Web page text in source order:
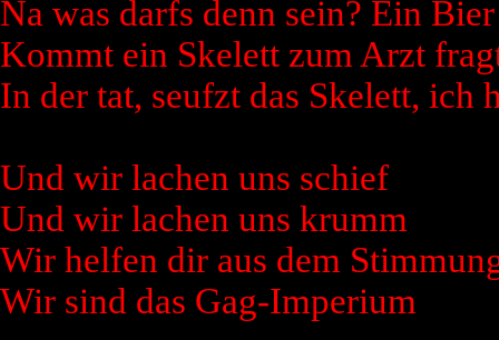
Na was darfs denn sein? Ein
Kommt ein Skelett zum Arzt
In der tat, seufzt das Skelett, ich
Und wir lachen uns schief
Und wir lachen uns krumm
Wir helfen dir aus dem
Wir sind das Gag-Imperium